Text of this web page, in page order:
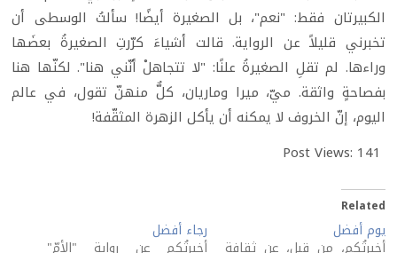
الكبيرتان فقط: "نعم"، بل الصغيرة أيضًا! سألتُ الوسطى أن
تخبرني قليلاً عن الرواية. قالت أشياءَ كرّرتِ الصغيرةُ بعضَها
وراءها. لم تقلِ الصغيرةُ علنًا: "لا تتجاهلْ أنّني هنا". لكنّها هنا
بفصاحةٍ واثقة. ميّ، ميرا وماريان، كلٌّ منهنّ تقول، في عالم
اليوم، إنّ الخروف لا يمكنه أن يأكل الزهرة المثقّفة!
Post Views: 141
Related
يوم أفضل
أخبرتُكم، من قبل، عن ثقافة
رجاء أفضل
أخبرتُكم عن رواية "الأمّ"